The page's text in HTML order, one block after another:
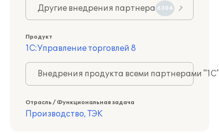
Другие внедрения партнера 6304
Продукт
1С:Управление торговлей 8
Внедрения продукта всеми партнерами
Отрасль / Функциональная задача
Производство, ТЭК